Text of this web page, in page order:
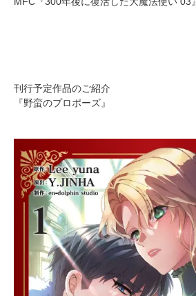
刊行予定作品のご紹介
『野蛮のプロポーズ』